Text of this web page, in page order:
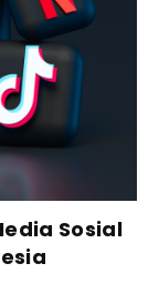
Sosial